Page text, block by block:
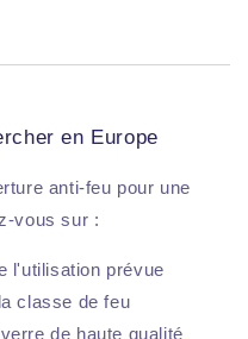
en Europe
anti-feu pour une
vous sur :
l'utilisation prévue
classe de feu
de haute qualité